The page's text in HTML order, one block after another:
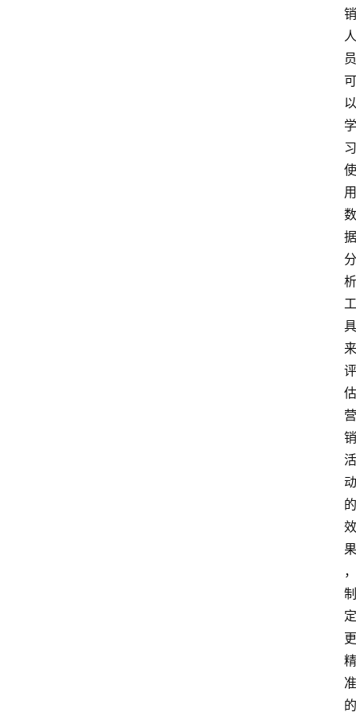
销
人
员
可
以
学
习
使
用
数
据
分
析
工
具
来
评
估
营
销
活
动
的
效
果
，
制
定
更
精
准
的